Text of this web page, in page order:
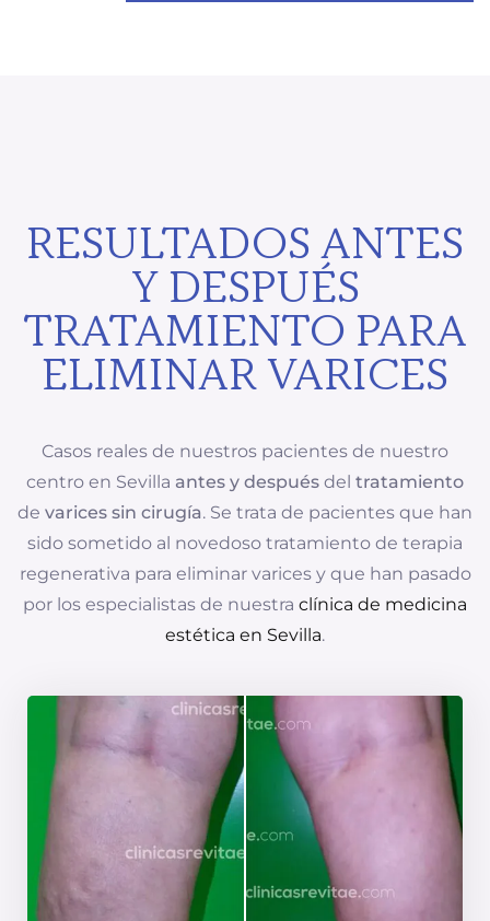
RESULTADOS ANTES
Y DESPUÉS
TRATAMIENTO PARA
ELIMINAR VARICES
Casos reales de nuestros pacientes de nuestro
centro en Sevilla antes y después del tratamiento
de varices sin cirugía. Se trata de pacientes que han
sido sometido al novedoso tratamiento de terapia
regenerativa para eliminar varices y que han pasado
por los especialistas de nuestra clínica de medicina
estética en Sevilla.